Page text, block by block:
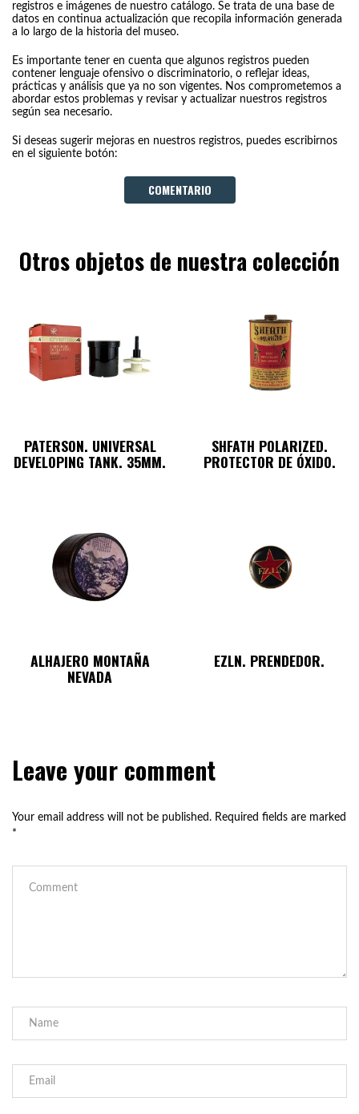
registros e imágenes de nuestro catálogo. Se trata de una base de
datos en continua actualización que recopila información generada
a lo largo de la historia del museo.
Es importante tener en cuenta que algunos registros pueden
contener lenguaje ofensivo o discriminatorio, o reflejar ideas,
prácticas y análisis que ya no son vigentes. Nos comprometemos a
abordar estos problemas y revisar y actualizar nuestros registros
según sea necesario.
Si deseas sugerir mejoras en nuestros registros, puedes escribirnos
en el siguiente botón:
COMENTARIO
Otros objetos de nuestra colección
PATERSON. UNIVERSAL
DEVELOPING TANK. 35MM.
SHFATH POLARIZED.
PROTECTOR DE ÓXIDO.
ALHAJERO MONTAÑA
NEVADA
EZLN. PRENDEDOR.
Leave your comment
Your email address will not be published. Required fields are marked
*